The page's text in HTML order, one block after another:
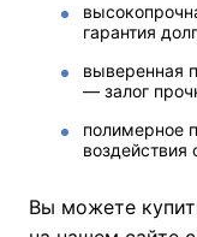
гарантия
выверенная
— залог
полимерное
Вы можете